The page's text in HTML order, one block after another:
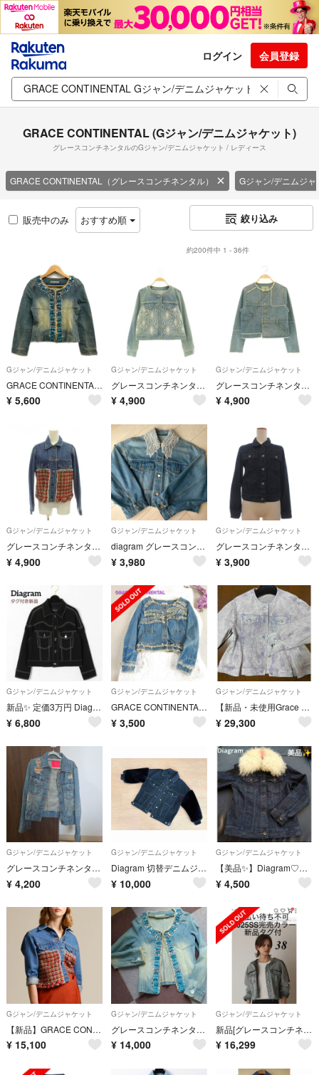
ログイン 会員登録
GRACE CONTINENTAL (Gジャン/デニムジャケット)
グレースコンチネンタルのGジャン/デニムジャケット / レディース
GRACE CONTINENTAL（グレースコンチネンタル） Gジャン/デニムジャ
販売中のみ おすすめ順 絞り込み
約200件中 1 - 36件
Gジャン/デニムジャケット
GRACE CONTINENTAL(グレースコンチネンタル) Gジャン サイズ36 S レディース - ライトブルー×アイボリー×マルチ 長袖/フリンジ/ビジュー/春/秋
¥ 5,600
Gジャン/デニムジャケット
グレースコンチネンタル ノーカラーGジャン ジージャン デニムジャケット
¥ 4,900
Gジャン/デニムジャケット
グレースコンチネンタル カットオフ ノーカラーデニムジャケット 36 ブルー
¥ 4,900
Gジャン/デニムジャケット
グレースコンチネンタル デニムジャケット ツイード切替 36 青 赤 長袖
¥ 4,900
Gジャン/デニムジャケット
diagram グレースコンチネンタル 襟レース付 デニムジャケット
¥ 3,980
Gジャン/デニムジャケット
グレースコンチネンタル デニムジャケット Gジャン 長袖 青 ブルー 38
¥ 3,900
Gジャン/デニムジャケット
新品✨️ 定価3万円 Diagram フリンジ ジャケット 黒 36
¥ 6,800
Gジャン/デニムジャケット
GRACE CONTINENTAL デニム ノーカラージャケット ジージャン
¥ 3,500
Gジャン/デニムジャケット
【新品・未使用Grace continental】ペプラムデニムJK
¥ 29,300
Gジャン/デニムジャケット
グレースコンチネンタル デニムジャケット
¥ 4,200
Gジャン/デニムジャケット
Diagram 切替デニムジャケット サイズ38 グレースコンチネンタル
¥ 10,000
Gジャン/デニムジャケット
【美品✨️】Diagram♡定価 39,600円♡ファー Gジャン
¥ 4,500
Gジャン/デニムジャケット
【新品】GRACE CONTINENTAL デニムツイードジャケット
¥ 15,100
Gジャン/デニムジャケット
グレースコンチネンタル ビーズ装飾デニムジャケット
¥ 14,000
Gジャン/デニムジャケット
新品[グレースコンチネンタル 25SS フードジップデニムジャケット 38
¥ 16,299